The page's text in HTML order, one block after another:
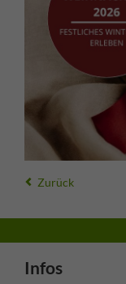
Zurück
Infos